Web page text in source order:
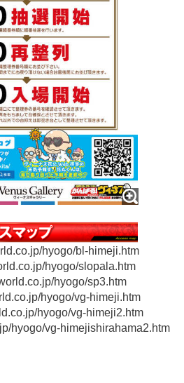
hyogo/bl-himeji.htm
hyogo/slopala.htm
hyogo/sp3.htm
hyogo/vg-himeji.htm
hyogo/vg-himeji2.htm
hyogo/vg-himejishirahama2.htm